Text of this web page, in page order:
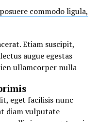
commodo ligula,
Etiam suscipit,
augue egestas
ullamcorper nulla
eget facilisis nunc
diam vulputate